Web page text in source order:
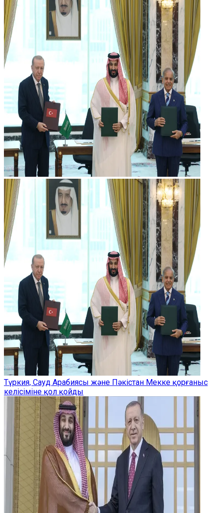
Түркия, Сауд Арабиясы және Пәкістан Мекке қорғаныс
келісіміне қол қойды